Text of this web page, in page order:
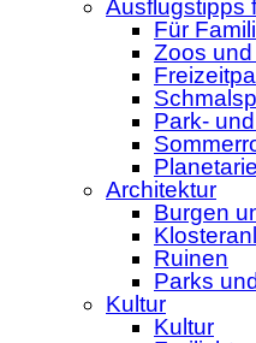
Ausflugstipps
Für
Zoos
Park-
Architektur
Burgen
Ruinen
Parks
Kultur
Kultur